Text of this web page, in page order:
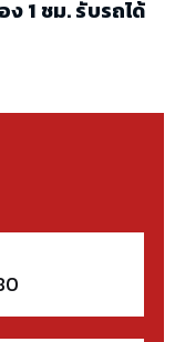
1 ชม. รับรถได้